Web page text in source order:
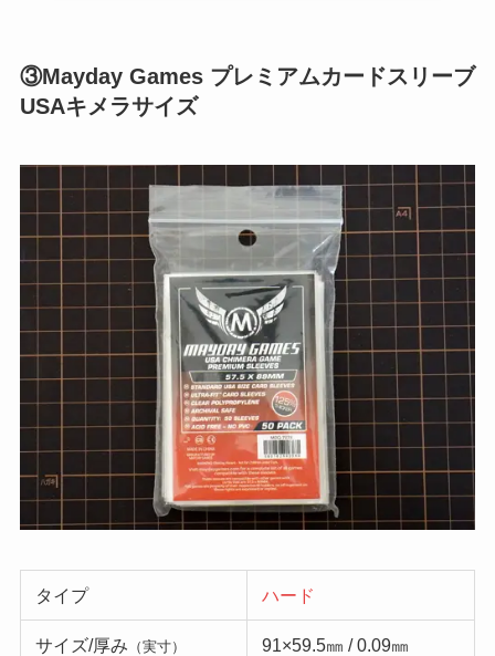
③Mayday Games プレミアムカードスリーブ
USAキメラサイズ
タイプ ハード
サイズ/厚み （実寸） 91×59.5㎜ / 0.09㎜